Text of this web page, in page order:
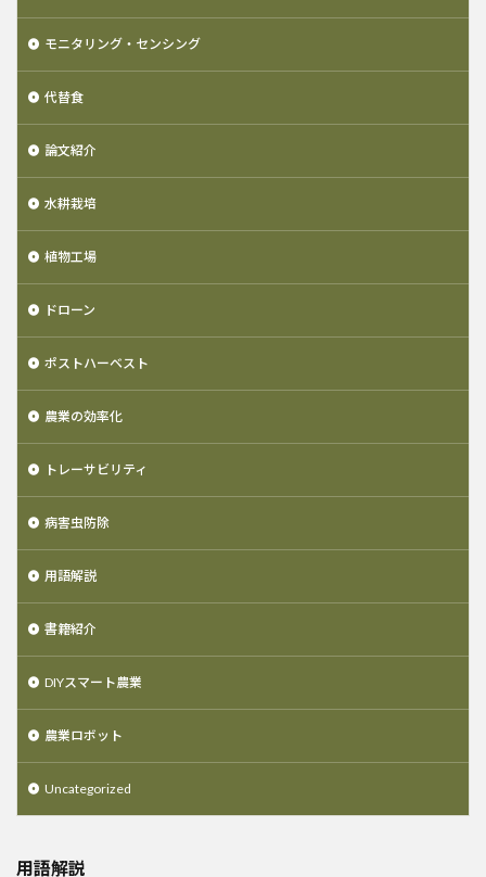
モニタリング・センシング
代替食
論文紹介
水耕栽培
植物工場
ドローン
ポストハーベスト
農業の効率化
トレーサビリティ
病害虫防除
用語解説
書籍紹介
DIYスマート農業
農業ロボット
Uncategorized
用語解説